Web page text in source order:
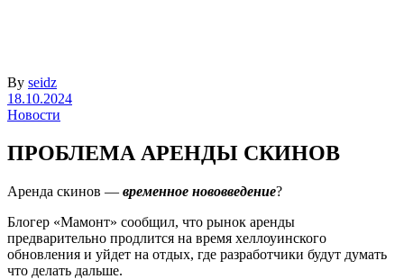
By seidz
18.10.2024
Новости
ПРОБЛЕМА АРЕНДЫ СКИНОВ
Аренда скинов — временное нововведение?
Блогер «Мамонт» сообщил, что рынок аренды
предварительно продлится на время хеллоуинского
обновления и уйдет на отдых, где разработчики будут думать
что делать дальше.